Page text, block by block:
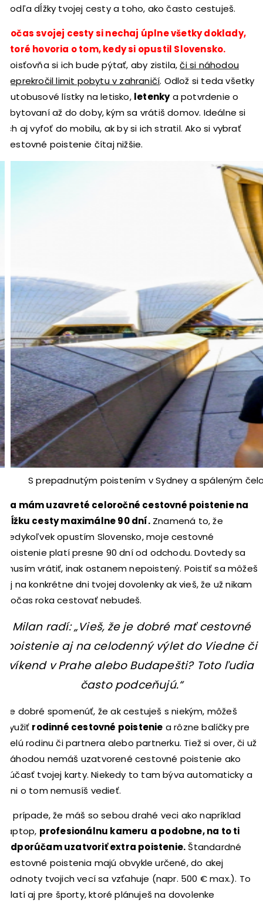
Podľa dĺžky tvojej cesty a toho, ako často cestuješ.
Počas svojej cesty si nechaj úplne všetky doklady,
ktoré hovoria o tom, kedy si opustil Slovensko.
Poisťovňa si ich bude pýtať, aby zistila,či si náhodou
neprekročil limit pobytu v zahraničí. Odlož si teda všetky
autobusové lístky na letisko, letenkya potvrdenie o
ubytovaní až do doby, kým sa vrátiš domov. Ideálne si
ich aj vyfoť do mobilu, ak by si ich stratil. Ako si vybrať
cestovné poistenie čítaj nižšie.
S prepadnutým poistením v Sydney a spáleným
Ja mám uzavreté celoročné cestovné poistenie na
dĺžku cesty maximálne 90 dní.Znamená to, že
kedykoľvek opustím Slovensko, moje cestovné
poistenie platí presne 90 dní od odchodu. Dovtedy sa
musím vrátiť, inak ostanem nepoistený. Poistiť sa môžeš
aj na konkrétne dni tvojej dovolenky ak vieš, že už nikam
počas roka cestovať nebudeš.
Milan radí: „Vieš, že je dobré mať cestovné
poistenie aj na celodenný výlet do Viedne či
víkend v Prahe alebo Budapešti? Toto ľudia
často podceňujú.“
Je dobré spomenúť, že ak cestuješ s niekým, môžeš
využiť rodinné cestovné poistenie a rôzne balíčky pre
celú rodinu či partnera alebo partnerku. Tiež si over, či už
náhodou nemáš uzatvorené cestovné poistenie ako
súčasť tvojej karty. Niekedy to tam býva automaticky a
ani o tom nemusíš vedieť.
V prípade, že máš so sebou drahé veci ako napríklad
laptop, profesionálnu kameru a podobne, na to ti
odporúčam uzatvoriť extra poistenie. Štandardné
cestovné poistenia majú obvykle určené, do akej
hodnoty tvojich vecí sa vzťahuje (napr. 500 € max.). To
platí aj pre športy, ktoré plánuješ na dovolenke